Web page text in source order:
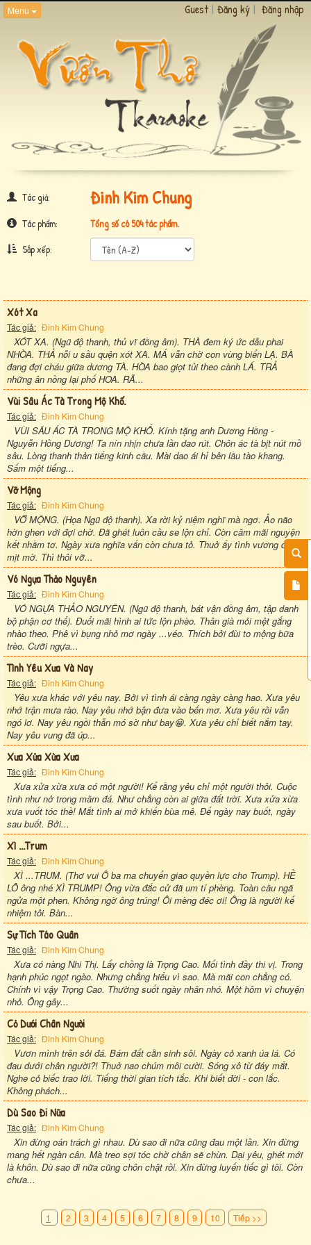
Menu Guest | Đăng ký | Đăng nhập
Tác giả: Đinh Kim Chung
Tác phẩm:
Tổng số có 504 tác phẩm.
Sắp xếp:
Xót Xa
Tác giả: Đinh Kim Chung
XÓT XA. (Ngũ độ thanh, thủ vĩ đồng âm). THÀ đem ký ức dẫu phai
NHÒA. THẢ nỗi u sầu quện xót XA. MÁ vẫn chờ con vùng biển LẠ. BÀ
đang đợi cháu giữa dương TÀ. HÒA bao giọt tủi theo cành LÁ. TRẢ
những ân nồng lại phố HOA. RÃ...
Vùi Sâu Ác Tà Trong Mộ Khố.
Tác giả: Đinh Kim Chung
VÙI SÂU ÁC TÀ TRONG MỘ KHỐ. Kính tặng anh Dương Hồng -
Nguyễn Hồng Dương! Ta nín nhịn chưa lần dao rút. Chôn ác tà bịt nút mồ
sâu. Lòng thanh thản tiếng kinh cầu. Mài dao ái hỉ bên lầu tào khang.
Sấm một tiếng...
Vỡ Mộng
Tác giả: Đinh Kim Chung
VỠ MỘNG. (Họa Ngũ độ thanh). Xa rời kỷ niệm nghĩ mà ngơ. Ảo não
hờn ghen với đợi chờ. Đã ghét luôn cầu se lộn chỉ. Còn căm mãi nguyện
kết nhầm tơ. Ngày xưa nghĩa vấn còn chưa tỏ. Thuở ấy tình vương đã
mịt mờ. Thì thôi vỡ...
Vó Ngựa Thảo Nguyên
Tác giả: Đinh Kim Chung
VÓ NGỰA THẢO NGUYÊN. (Ngũ độ thanh, bát vận đồng âm, tập danh
bộ phận cơ thể). Đuổi mãi hình ai tức lộn phèo. Thân già mỏi mệt gắng
nhào theo. Phê vì bụng nhỏ mơ ngày ...véo. Thích bởi đùi to mộng bữa
trèo. Cưỡi ngựa...
Tình Yêu Xưa Và Nay
Tác giả: Đinh Kim Chung
Yêu xưa khác với yêu nay. Bởi vì tình ái càng ngày càng hao. Xưa yêu
nhớ trận mưa rào. Nay yêu nhớ bận đưa vào bến mơ. Xưa yêu rồi vẫn
ngó lơ. Nay yêu ngồi thẫn mó sờ như bay😀. Xưa yêu chỉ biết nắm tay.
Nay yêu vung đã úp...
Xưa Xửa Xừa Xưa
Tác giả: Đinh Kim Chung
Xưa xửa xừa xưa có một người! Kể rằng yêu chỉ một người thôi. Cuộc
tình như nở trong mầm đá. Như chẳng còn ai giữa đất trời. Xưa xửa xừa
xưa vuốt tóc thề! Mắt tình ai mở khiến bùa mê. Để ngày nay buốt, ngày
sau buốt. Bởi...
Xì ...trum
Tác giả: Đinh Kim Chung
XÌ ...TRUM. (Thơ vui Ô ba ma chuyển giao quyền lực cho Trump). HỀ
LÔ ông nhé XÌ TRUMP! Ông vừa đắc cử đã um tí phèng. Toàn cầu ngã
ngửa một phen. Không ngờ ông trúng! Ôi mèng đéc ơi! Ông là người kế
nhiệm tôi. Bàn...
Sự Tích Táo Quân
Tác giả: Đinh Kim Chung
Xưa có nàng Nhi Thị. Lấy chồng là Trọng Cao. Mối tình đầy thi vị. Trong
hạnh phúc ngọt ngào. Nhưng chẳng hiểu vì sao. Mà mãi con chẳng có.
Chính vì vậy Trọng Cao. Thường suốt ngày nhăn nhó. Một hôm vì chuyện
nhỏ. Ông gây...
Cỏ Dưới Chân Người
Tác giả: Đinh Kim Chung
Vươn mình trên sỏi đá. Bám đất cằn sinh sôi. Ngày cỏ xanh úa lá. Có
đau dưới chân người?! Thuở nao chúm môi cười. Sóng xô từ đáy mắt.
Nghe cỏ biếc trao lời. Tiếng thời gian tích tắc. Khi biết đời - con lắc.
Không phách...
Dù Sao Đi Nữa
Tác giả: Đinh Kim Chung
Xin đừng oán trách gì nhau. Dù sao đi nữa cũng đau một lần. Xin đừng
mang hết ngàn cân. Mà treo sợi tóc chờ chân sẽ chùn. Dại yêu, ghét mới
là khôn. Dù sao đi nữa cũng chôn chặt rồi. Xin đừng luyến tiếc gì tôi. Còn
chưa...
1 2 3 4 5 6 7 8 9 10 Tiếp >>